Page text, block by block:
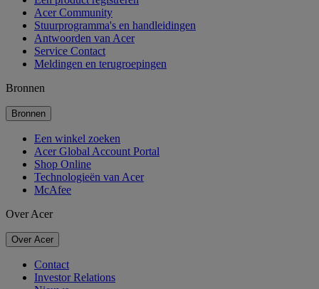
Acer Community
Stuurprogramma's en handleidingen
Antwoorden van Acer
Service Contact
Meldingen en terugroepingen
Bronnen
Bronnen
Een winkel zoeken
Acer Global Account Portal
Shop Online
Technologieën van Acer
McAfee
Over Acer
Over Acer
Contact
Investor Relations